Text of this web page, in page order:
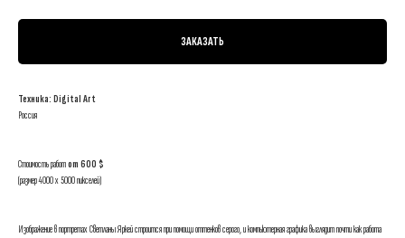
ЗАКАЗАТЬ
Техника: Digital Art
Россия
Стоимость работот 600 $
(размер 4000 х 5000 пикселей)
Изображение в портретах Светланы Яркей строится при помощи оттенков серого, и компьютерная графика выглядит почти как работа